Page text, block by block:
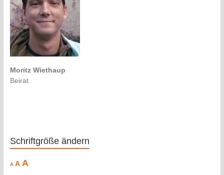
Moritz Wiethaup
Beirat
Schriftgröße ändern
A
Decrease
font
A Reset
AIncrease